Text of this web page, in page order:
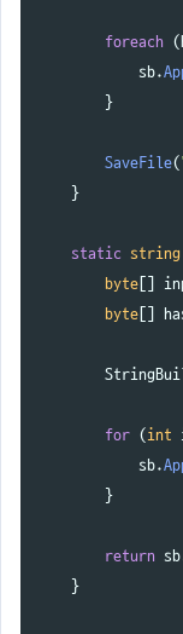
foreach (
sb.
}
SaveFile(
}
static string
byte
byte
for ( int
sb.
}
return sb
}